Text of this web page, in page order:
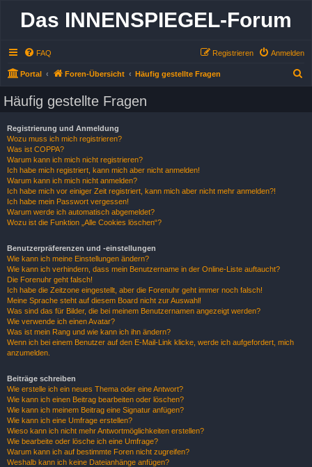
Das INNENSPIEGEL-Forum
FAQ Anmelden
Registrieren
Portal Foren-Übersicht Häufig gestellte Fragen
Häufig gestellte Fragen
Registrierung und Anmeldung
Wozu muss ich mich registrieren?
Was ist COPPA?
Warum kann ich mich nicht registrieren?
Ich habe mich registriert, kann mich aber nicht anmelden!
Warum kann ich mich nicht anmelden?
Ich habe mich vor einiger Zeit registriert, kann mich aber nicht mehr anmelden?!
Ich habe mein Passwort vergessen!
Warum werde ich automatisch abgemeldet?
Wozu ist die Funktion „Alle Cookies löschen“?
Benutzerpräferenzen und -einstellungen
Wie kann ich meine Einstellungen ändern?
Wie kann ich verhindern, dass mein Benutzername in der Online-Liste auftaucht?
Die Forenuhr geht falsch!
Ich habe die Zeitzone eingestellt, aber die Forenuhr geht immer noch falsch!
Meine Sprache steht auf diesem Board nicht zur Auswahl!
Was sind das für Bilder, die bei meinem Benutzernamen angezeigt werden?
Wie verwende ich einen Avatar?
Was ist mein Rang und wie kann ich ihn ändern?
Wenn ich bei einem Benutzer auf den E-Mail-Link klicke, werde ich aufgefordert, mich
anzumelden.
Beiträge schreiben
Wie erstelle ich ein neues Thema oder eine Antwort?
Wie kann ich einen Beitrag bearbeiten oder löschen?
Wie kann ich meinem Beitrag eine Signatur anfügen?
Wie kann ich eine Umfrage erstellen?
Wieso kann ich nicht mehr Antwortmöglichkeiten erstellen?
Wie bearbeite oder lösche ich eine Umfrage?
Warum kann ich auf bestimmte Foren nicht zugreifen?
Weshalb kann ich keine Dateianhänge anfügen?